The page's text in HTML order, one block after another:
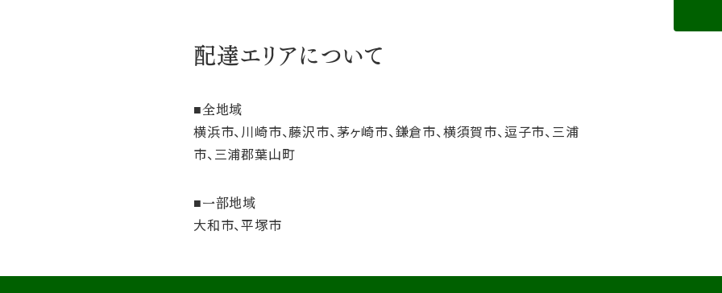
配達エリアについて
全地域
横浜市、川崎市、藤沢市、茅ヶ崎市、鎌倉市、横須賀市、逗子市、三浦
市、三浦郡葉山町
一部地域
大和市、平塚市